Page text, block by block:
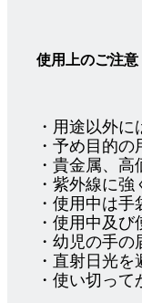
使用上のご注意
・用途以外に
・予め目的
・貴金属、
・紫外線に
・使用中は
・使用中及
・幼児の手
・直射日光
・使い切って